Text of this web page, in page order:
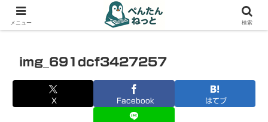
PCやガジェットの備忘録
img_691dcf3427257
X Facebook はてブ
メニュー 検索